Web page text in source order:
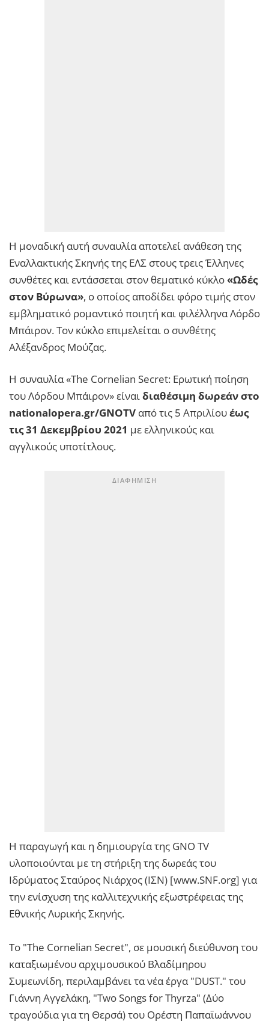
Η μοναδική αυτή συναυλία αποτελεί ανάθεση της
Εναλλακτικής Σκηνής της ΕΛΣ στους τρεις Έλληνες
συνθέτες και εντάσσεται στον θεματικό κύκλο «Ωδές
στον Βύρωνα», ο οποίος αποδίδει φόρο τιμής στον
εμβληματικό ρομαντικό ποιητή και φιλέλληνα Λόρδο
Μπάιρον. Τον κύκλο επιμελείται ο συνθέτης
Αλέξανδρος Μούζας.
Η συναυλία «The Cornelian Secret: Ερωτική ποίηση
του Λόρδου Μπάιρον» είναιδιαθέσιμη δωρεάν στο
nationalopera.gr/GNOTV από τις 5 Απριλίουέως
τις 31 Δεκεμβρίου 2021 με ελληνικούς και
αγγλικούς υποτίτλους.
Η παραγωγή και η δημιουργία της GNO TV
υλοποιούνται με τη στήριξη της δωρεάς του
Ιδρύματος Σταύρος Νιάρχος (ΙΣΝ) [www.SNF.org] για
την ενίσχυση της καλλιτεχνικής εξωστρέφειας της
Εθνικής Λυρικής Σκηνής.
Το "The Cornelian Secret", σε μουσική διεύθυνση του
καταξιωμένου αρχιμουσικού Βλαδίμηρου
Συμεωνίδη, περιλαμβάνει τα νέα έργα "DUST." του
Γιάννη Αγγελάκη, "Two Songs for Thyrza" (Δύο
τραγούδια για τη Θερσά) του Ορέστη Παπαϊωάννου